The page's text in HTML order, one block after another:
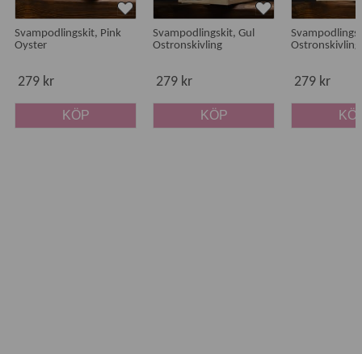
Svampodlingskit, Pink
Oyster
279 kr
KÖP
Svampodlingskit, Gul
Ostronskivling
279 kr
KÖP
Ostronskivling
279 kr